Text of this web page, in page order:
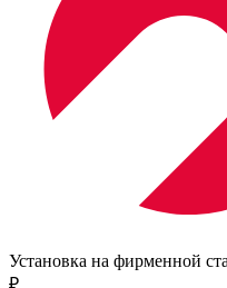
Установка на фирменной
₽